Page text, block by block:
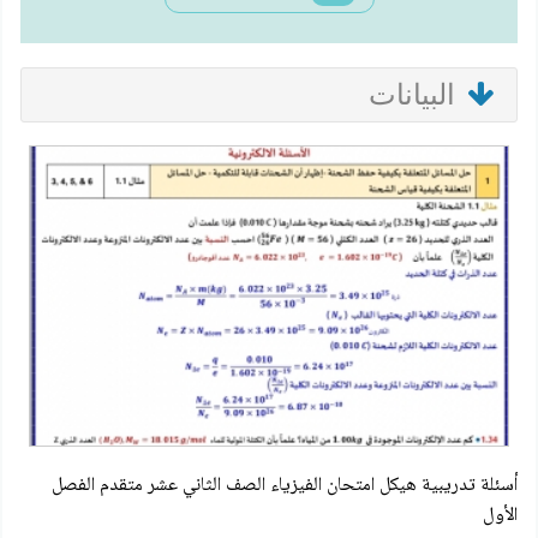
البيانات
أسئلة تدريبية هيكل امتحان الفيزياء الصف الثاني عشر متقدم الفصل
الأول